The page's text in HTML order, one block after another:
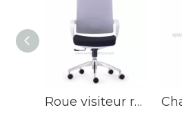
Roue visiteur réunion siège large ergonomique mi-dossier chaises de bureau chaise de bureau pivotante en maille